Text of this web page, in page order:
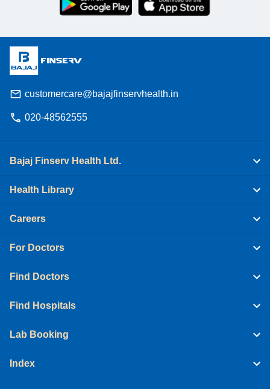
customercare@bajajfinservhealth.in
020-48562555
Bajaj Finserv Health Ltd.
Health Library
Careers
For Doctors
Find Doctors
Find Hospitals
Lab Booking
Index